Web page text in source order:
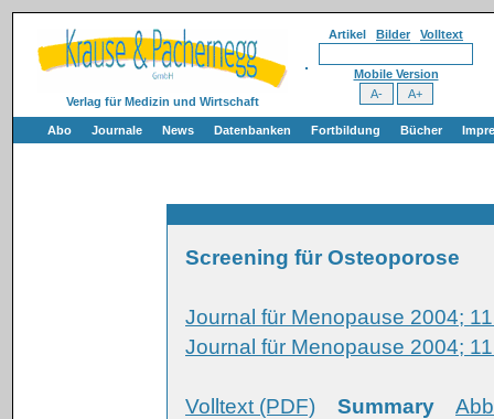
Verlag für Medizin und Wirtschaft
Artikel Bilder Volltext
Mobile Version
Abo Journale News Datenbanken Fortbildung Bücher
Screening für Osteoporose
Journal für Menopause 2004;
Journal für Menopause 2004;
Volltext (PDF) Summary